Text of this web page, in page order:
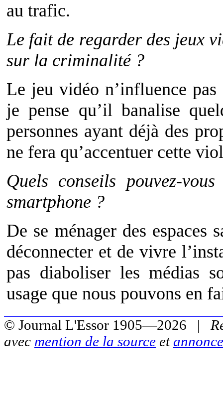
au trafic.
Le fait de regarder des jeux
sur la criminalité ?
Le jeu vidéo n’influence
je pense qu’il banalise
personnes ayant déjà des
ne fera qu’accentuer cette
Quels conseils pouvez-
smartphone ?
De se ménager des espaces
déconnecter et de vivre
pas diaboliser les médias
usage que nous pouvons en
© Journal L'Essor 1905—2026 |
avec mention de la source et